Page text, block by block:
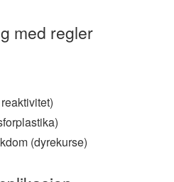
med regler
(dyrekurse)